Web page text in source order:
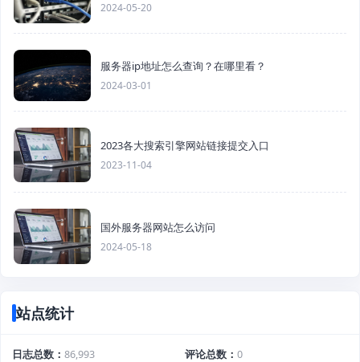
2024-05-20
服务器ip地址怎么查询？在哪里看？
2024-03-01
2023各大搜索引擎网站链接提交入口
2023-11-04
国外服务器网站怎么访问
2024-05-18
站点统计
日志总数 86,993 评论总数
0